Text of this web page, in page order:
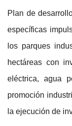
Plan de
específicas
los parques
hectáreas con
eléctrica, agua
promoción
la ejecución de